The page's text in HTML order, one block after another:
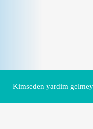
Kimseden yardim